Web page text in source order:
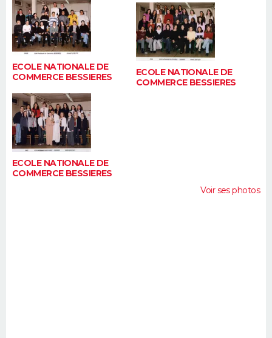
FORUM
Bricolage
Lifestyle
Culture
Sport
Auto
Television
Voyage
Cinema
ECOLE NATIONALE DE
COMMERCE BESSIERES
ECOLE NATIONALE DE
COMMERCE BESSIERES
ECOLE NATIONALE DE
COMMERCE BESSIERES
Voir ses photos